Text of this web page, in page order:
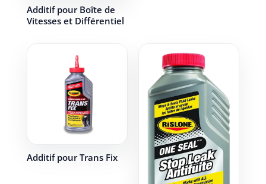
Additif pour Boîte de
Vitesses et Différentiel
Additif pour Trans Fix